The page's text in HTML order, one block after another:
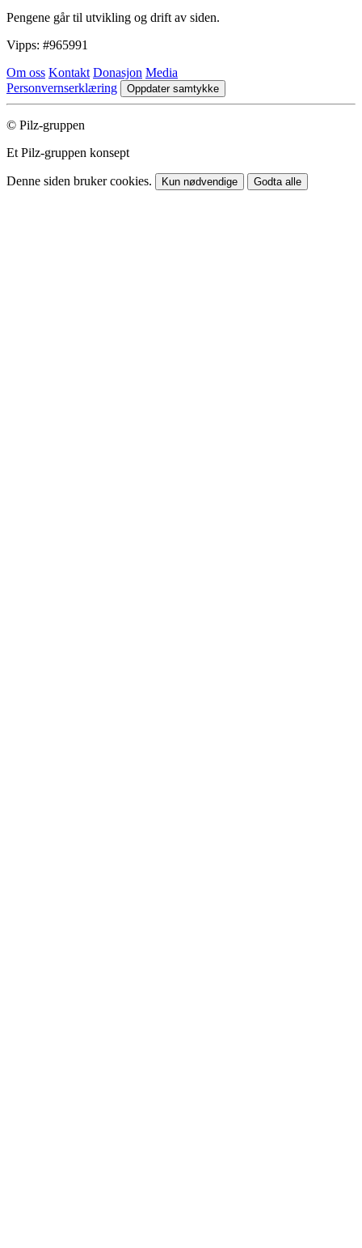
Pengene går til utvikling og drift av siden.
Vipps: #965991
Om oss Kontakt Donasjon Media
Personvernserklæring
Oppdater samtykke
© Pilz-gruppen
Et Pilz-gruppen konsept
Denne siden bruker cookies. Kun nødvendige Godta alle